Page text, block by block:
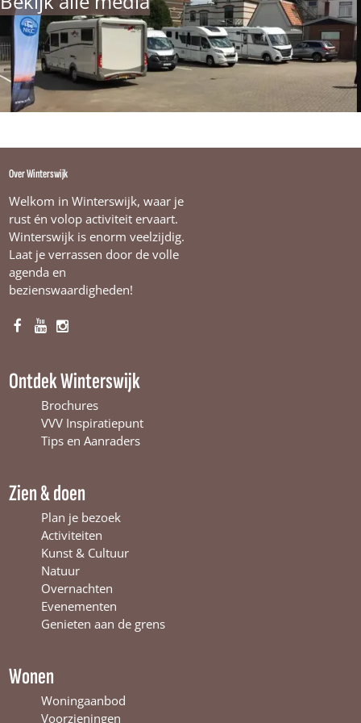
C
e
n
t
r
Over Winterswijk
Welkom in Winterswijk, waar je
rust én volop activiteit ervaart.
Winterswijk is enorm veelzijdig.
Laat je verrassen door de volle
agenda en
bezienswaardigheden!
F
e
i
Y
T
u
b
e
n
t
e
r
s
w
i
I
t
a
g
r
W
n
w
Ontdek Winterswijk
Brochures
VVV Inspiratiepunt
Tips en Aanraders
Zien & doen
Plan je bezoek
Activiteiten
Kunst & Cultuur
Natuur
Overnachten
Evenementen
Genieten aan de grens
Wonen
Woningaanbod
Voorzieningen